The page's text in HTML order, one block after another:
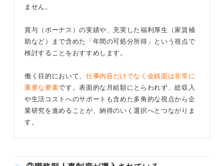
ません。
賞与（ボーナス）の実績や、充実した福利厚生（家賃補
助など）まで含めた「年間の可処分所得」という視点で
検討することをおすすめします。
働く目的において、 仕事内容だけでなく金銭面は非常に
重要な要素です。表面的な月給額にとらわれず、総収入
や生活コストへのサポートも含めた多角的な視点から企
業研究を進めることが、納得のいく選択へとつながりま
す。